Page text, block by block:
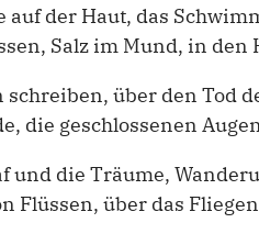
auf der Haut, das
Salz im Mund, in den
über den Tod
die geschlossenen
und die Träume,
Flüssen, über das